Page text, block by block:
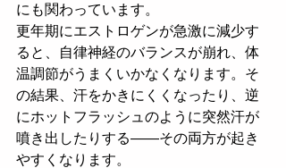
にも関わっています。
更年期にエストロゲンが急激に減少す
ると、自律神経のバランスが崩れ、体
温調節がうまくいかなくなります。そ
の結果、汗をかきにくくなったり、逆
にホットフラッシュのように突然汗が
噴き出したりする——その両方が起き
やすくなります。